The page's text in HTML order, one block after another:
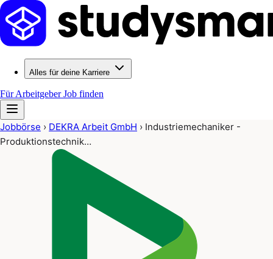
Alles für deine Karriere
Für ArbeitgeberJob finden
Jobbörse › DEKRA Arbeit GmbH › Industriemechaniker -
Produktionstechnik…